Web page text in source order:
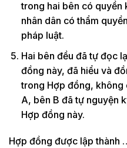
trong hai bên có quyền
nhân dân có thẩm
pháp luật.
Hai bên đều đã tự đọc
đồng này, đã hiểu và
trong Hợp đồng, không
A, bên B đã tự nguyện
Hợp đồng này.
Hợp đồng được lập